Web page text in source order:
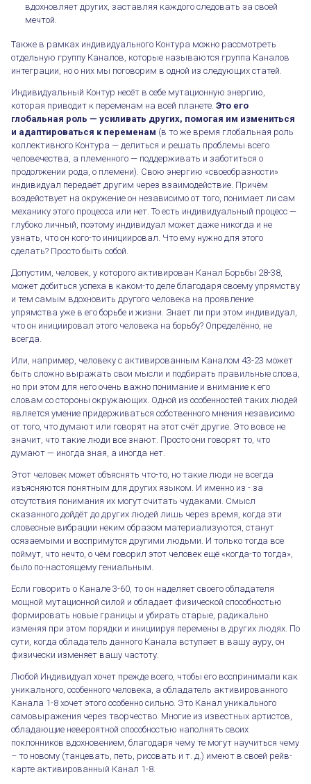
вдохновляет других, заставляя каждого следовать за своей
мечтой.
Также в рамках индивидуального Контура можно рассмотреть
отдельную группу Каналов, которые называются группа Каналов
интеграции, но о них мы поговорим в одной из следующих статей.
Индивидуальный Контур несёт в себе мутационную энергию,
которая приводит к переменам на всей планете. Это его
глобальная роль — усиливать других, помогая им измениться
и адаптироваться к переменам (в то же время глобальная роль
коллективного Контура — делиться и решать проблемы всего
человечества, а племенного — поддерживать и заботиться о
продолжении рода, о племени). Свою энергию «своеобразности»
индивидуал передаёт другим через взаимодействие. Причём
воздействует на окружение он независимо от того, понимает ли сам
механику этого процесса или нет. То есть индивидуальный процесс —
глубоко личный, поэтому индивидуал может даже никогда и не
узнать, что он кого-то инициировал. Что ему нужно для этого
сделать? Просто быть собой.
Допустим, человек, у которого активирован Канал Борьбы 28-38,
может добиться успеха в каком-то деле благодаря своему упрямству
и тем самым вдохновить другого человека на проявление
упрямства уже в его борьбе и жизни. Знает ли при этом индивидуал,
что он инициировал этого человека на борьбу? Определённо, не
всегда.
Или, например, человеку с активированным Каналом 43-23 может
быть сложно выражать свои мысли и подбирать правильные слова,
но при этом для него очень важно понимание и внимание к его
словам со стороны окружающих. Одной из особенностей таких людей
является умение придерживаться собственного мнения независимо
от того, что думают или говорят на этот счёт другие. Это вовсе не
значит, что такие люди все знают. Просто они говорят то, что
думают — иногда зная, а иногда нет.
Этот человек может объяснять что-то, но такие люди не всегда
изъясняются понятным для других языком. И именно из - за
отсутствия понимания их могут считать чудаками. Смысл
сказанного дойдёт до других людей лишь через время, когда эти
словесные вибрации неким образом материализуются, станут
осязаемыми и воспримутся другими людьми. И только тогда все
поймут, что нечто, о чём говорил этот человек ещё «когда-то тогда»,
было по-настоящему гениальным.
Если говорить о Канале 3-60, то он наделяет своего обладателя
мощной мутационной силой и обладает физической способностью
формировать новые границы и убирать старые, радикально
изменяя при этом порядки и инициируя перемены в других людях. По
сути, когда обладатель данного Канала вступает в вашу ауру, он
физически изменяет вашу частоту.
Любой Индивидуал хочет прежде всего, чтобы его воспринимали как
уникального, особенного человека, а обладатель активированного
Канала 1-8 хочет этого особенно сильно. Это Канал уникального
самовыражения через творчество. Многие из известных артистов,
обладающие невероятной способностью наполнять своих
поклонников вдохновением, благодаря чему те могут научиться чему
– то новому (танцевать, петь, рисовать и т. д.) имеют в своей рейв-
карте активированный Канал 1-8.